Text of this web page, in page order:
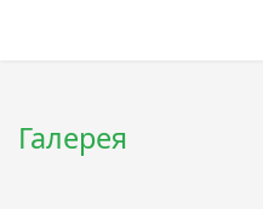
Галерея